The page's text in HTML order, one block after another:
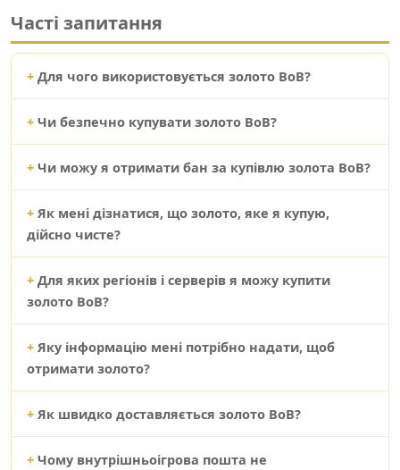
Часті запитання
Для чого використовується золото ВоВ?
Чи безпечно купувати золото ВоВ?
Чи можу я отримати бан за купівлю золота ВоВ?
Як мені дізнатися, що золото, яке я купую,
дійсно чисте?
Для яких регіонів і серверів я можу купити
золото ВоВ?
Яку інформацію мені потрібно надати, щоб
отримати золото?
Як швидко доставляється золото ВоВ?
Чому внутрішньоігрова пошта не